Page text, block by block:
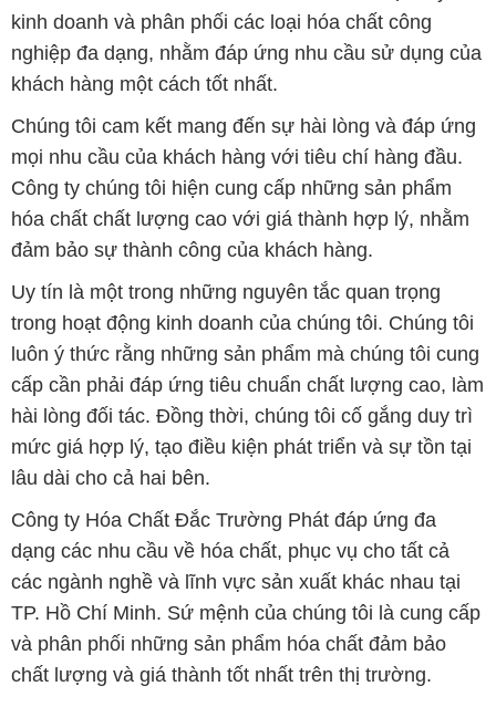
kinh doanh và phân phối các loại hóa chất công
nghiệp đa dạng, nhằm đáp ứng nhu cầu sử dụng của
khách hàng một cách tốt nhất.
Chúng tôi cam kết mang đến sự hài lòng và đáp ứng
mọi nhu cầu của khách hàng với tiêu chí hàng đầu.
Công ty chúng tôi hiện cung cấp những sản phẩm
hóa chất chất lượng cao với giá thành hợp lý, nhằm
đảm bảo sự thành công của khách hàng.
Uy tín là một trong những nguyên tắc quan trọng
trong hoạt động kinh doanh của chúng tôi. Chúng tôi
luôn ý thức rằng những sản phẩm mà chúng tôi cung
cấp cần phải đáp ứng tiêu chuẩn chất lượng cao, làm
hài lòng đối tác. Đồng thời, chúng tôi cố gắng duy trì
mức giá hợp lý, tạo điều kiện phát triển và sự tồn tại
lâu dài cho cả hai bên.
Công ty Hóa Chất Đắc Trường Phát đáp ứng đa
dạng các nhu cầu về hóa chất, phục vụ cho tất cả
các ngành nghề và lĩnh vực sản xuất khác nhau tại
TP. Hồ Chí Minh. Sứ mệnh của chúng tôi là cung cấp
và phân phối những sản phẩm hóa chất đảm bảo
chất lượng và giá thành tốt nhất trên thị trường.